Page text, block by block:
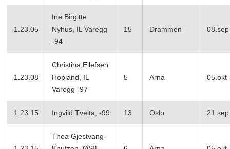
1.23.05
Ine Birgitte
Nyhus, IL Varegg
-94
15 Drammen 08.sep
1.23.08
Christina Ellefsen
Hopland, IL
Varegg -97
5 Arna 05.okt
1.23.15 Ingvild Tveita, -99 13 Oslo 21.sep
Thea Gjestvang-